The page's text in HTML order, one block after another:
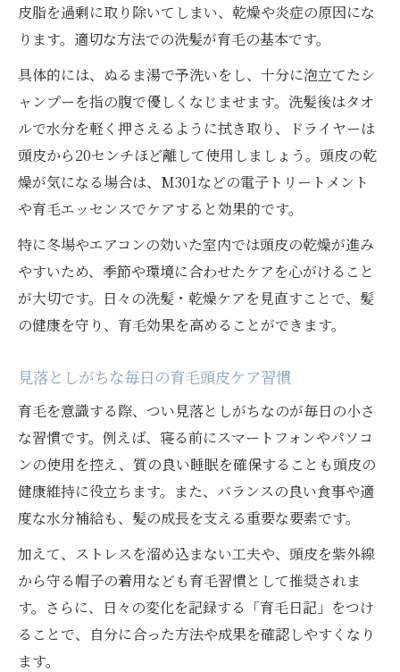
皮脂を過剰に取り除いてしまい、乾燥や炎症の原因にな
ります。適切な方法での洗髪が育毛の基本です。
具体的には、ぬるま湯で予洗いをし、十分に泡立てたシ
ャンプーを指の腹で優しくなじませます。洗髪後はタオ
ルで水分を軽く押さえるように拭き取り、ドライヤーは
頭皮から20センチほど離して使用しましょう。頭皮の乾
燥が気になる場合は、M301などの電子トリートメント
や育毛エッセンスでケアすると効果的です。
特に冬場やエアコンの効いた室内では頭皮の乾燥が進み
やすいため、季節や環境に合わせたケアを心がけること
が大切です。日々の洗髪・乾燥ケアを見直すことで、髪
の健康を守り、育毛効果を高めることができます。
見落としがちな毎日の育毛頭皮ケア習慣
育毛を意識する際、つい見落としがちなのが毎日の小さ
な習慣です。例えば、寝る前にスマートフォンやパソコ
ンの使用を控え、質の良い睡眠を確保することも頭皮の
健康維持に役立ちます。また、バランスの良い食事や適
度な水分補給も、髪の成長を支える重要な要素です。
加えて、ストレスを溜め込まない工夫や、頭皮を紫外線
から守る帽子の着用なども育毛習慣として推奨されま
す。さらに、日々の変化を記録する「育毛日記」をつけ
ることで、自分に合った方法や成果を確認しやすくなり
ます。